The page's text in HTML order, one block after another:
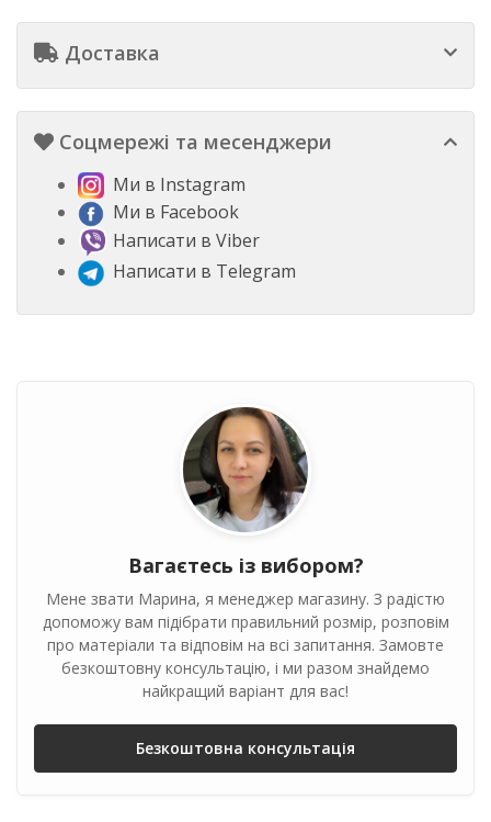
Доставка
Соцмережі та месенджери
Ми в Instagram
Ми в Facebook
Написати в Viber
Написати в Telegram
Вагаєтесь із вибором?
Мене звати Марина, я менеджер магазину. З радістю
допоможу вам підібрати правильний розмір, розповім
про матеріали та відповім на всі запитання. Замовте
безкоштовну консультацію, і ми разом знайдемо
найкращий варіант для вас!
Безкоштовна консультація